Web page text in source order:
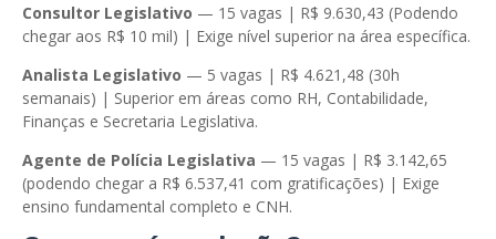
Consultor Legislativo — 15 vagas | R$ 9.630,43 (Podendo
chegar aos R$ 10 mil) | Exige nível superior na área específica.
Analista Legislativo — 5 vagas | R$ 4.621,48 (30h
semanais) | Superior em áreas como RH, Contabilidade,
Finanças e Secretaria Legislativa.
Agente de Polícia Legislativa — 15 vagas | R$ 3.142,65
(podendo chegar a R$ 6.537,41 com gratificações) | Exige
ensino fundamental completo e CNH.